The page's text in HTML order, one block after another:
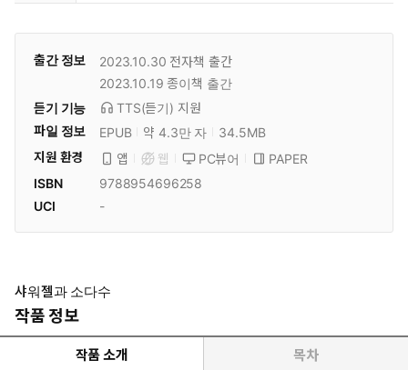
출간 정보 2023.10.30 전자책 출간
2023.10.19 종이책 출간
듣기 기능
TTS(듣기) 지원
파일 정보
EPUB 약 4.3만 자
34.5MB
지원 환경
앱 웹 PC뷰어
PAPER
ISBN
9788954696258
UCI
-
샤워젤과 소다수
작품 정보
작품 소개 목차